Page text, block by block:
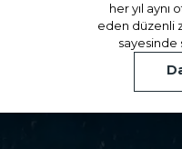
her yıl aynı
eden düzenli
sayesinde